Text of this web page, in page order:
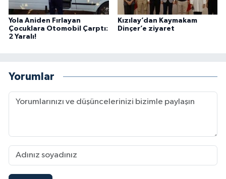
Yola Aniden Fırlayan
Çocuklara Otomobil Çarptı:
2 Yaralı!
Kızılay’dan Kaymakam
Dinçer’e ziyaret
Yorumlar